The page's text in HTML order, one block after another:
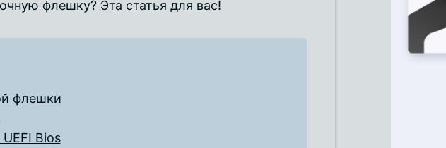
флешку? Эта статья для вас!
флешки
Bios